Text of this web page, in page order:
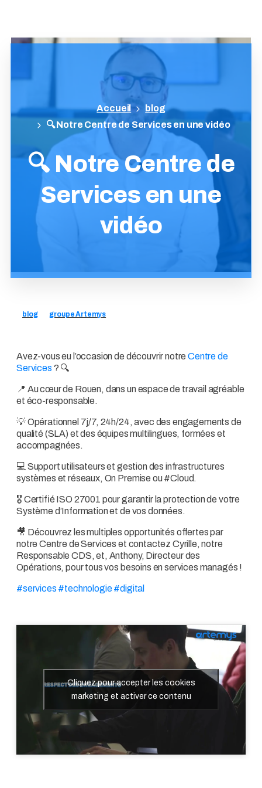
🔍 NotreCentre de
Services en une
vidéo
blog
🔍 Notre Centre de Services en une vidéo
blog groupe Artemys
Avez-vous eu l’occasion de découvrir notreCentre de
Services ? 🔍
📍 Au cœur de Rouen, dans un espace de travail agréable
et éco-responsable.
💡 Opérationnel 7j/7, 24h/24, avec des engagements de
qualité (SLA) et des équipes multilingues, formées et
accompagnées.
💻 Support utilisateurs et gestion des infrastructures
systèmes et réseaux, On Premise ou #Cloud.
🎖️ Certifié ISO 27001 pour garantir la protection de votre
Système d’Information et de vos données.
🎥 Découvrez les multiples opportunités offertes par
notre Centre de Services et contactez Cyrille, notre
Responsable CDS, et, Anthony, Directeur des
Opérations, pour tous vos besoins en services managés !
#services #technologie #digital
Cliquez pour accepter les cookies
marketing et activer ce contenu